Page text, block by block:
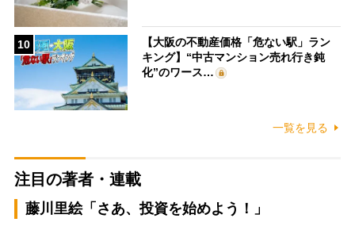
10
【大阪の不動産価格「危ない駅」ラン
キング】“中古マンション売れ行き鈍
化”のワース…
一覧を見る
注目の著者・連載
藤川里絵「さあ、投資を始めよう！」